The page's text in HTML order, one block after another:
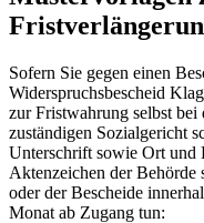
Sofern Sie gegen einen
Widerspruchsbescheid
zur Fristwahrung selbst bei
zuständigen Sozialgericht
Unterschrift sowie Ort und
Aktenzeichen der
oder der Bescheide
Monat ab Zugang tun: